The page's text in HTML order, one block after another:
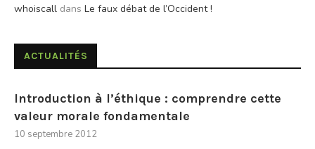
whoiscall dans Le faux débat de l’Occident !
ACTUALITÉS
Introduction à l’éthique : comprendre cette
valeur morale fondamentale
10 septembre 2012